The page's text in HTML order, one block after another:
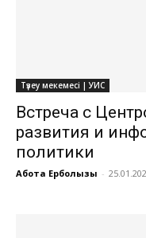
Түзеу мекемесі | УИС
Встреча с
развития и
политики
Ақбота Ерболқызы -